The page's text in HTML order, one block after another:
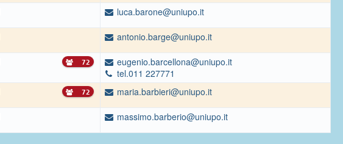
luca.barone@uniupo.it
antonio.barge@uniupo.it
72
eugenio.barcellona@uniupo.it
tel.011 227771
72 maria.barbieri@uniupo.it
massimo.barberio@uniupo.it